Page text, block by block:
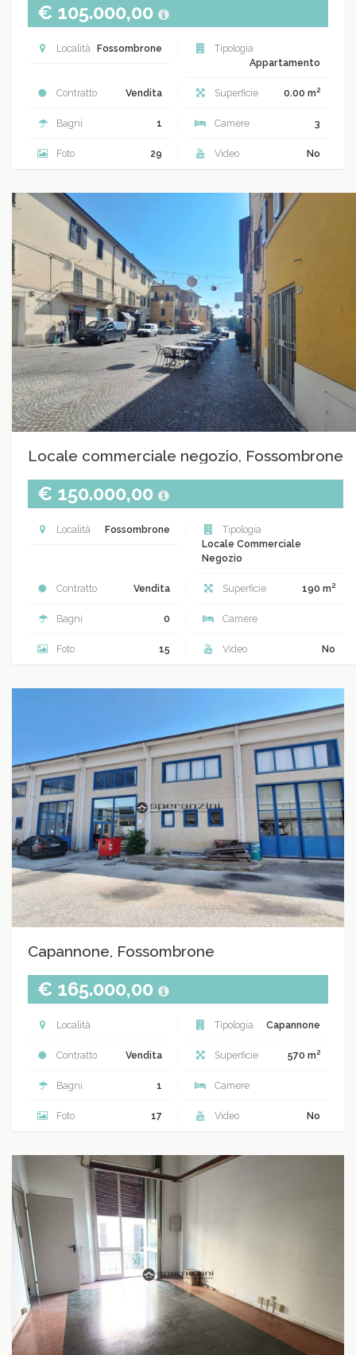
€ 105.000,00
Località Fossombrone
Tipologia
Appartamento
Contratto Vendita Superficie 0.00 m2
Bagni 1 Camere 3
Foto 29 Video No
Locale commerciale negozio, Fossombrone
€ 150.000,00
Località Fossombrone
Tipologia
Locale Commerciale
Negozio
Contratto Vendita Superficie 190 m2
Bagni 0 Camere
Foto 15 Video No
Capannone, Fossombrone
€ 165.000,00
Località Tipologia Capannone
Contratto Vendita Superficie 570 m2
Bagni 1 Camere
Foto 17 Video No